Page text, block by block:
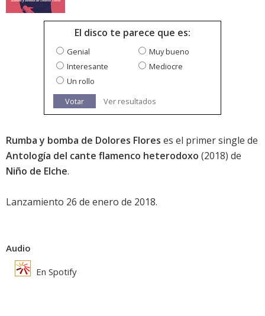
El disco te parece que es:
Genial
Muy bueno
Interesante
Mediocre
Un rollo
Votar
Ver resultados
Rumba y bomba de Dolores Flores es el primer single de
Antología del cante flamenco heterodoxo (2018) de
Niño de Elche.
Lanzamiento 26 de enero de 2018.
Audio
En Spotify